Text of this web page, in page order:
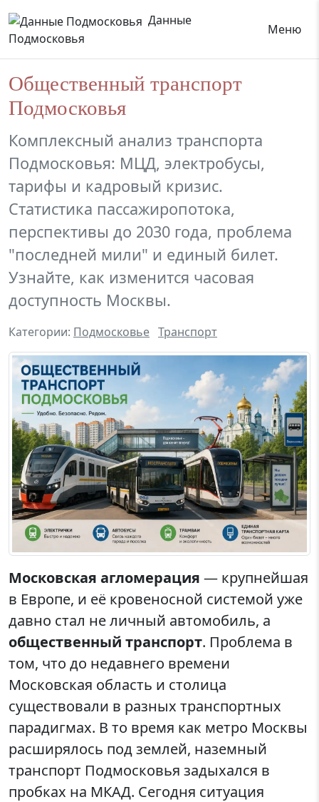
Данные
Подмосковья
Меню
Общественный транспорт
Подмосковья
Комплексный анализ транспорта
Подмосковья: МЦД, электробусы,
тарифы и кадровый кризис.
Статистика пассажиропотока,
перспективы до 2030 года, проблема
"последней мили" и единый билет.
Узнайте, как изменится часовая
доступность Москвы.
Категории: Подмосковье Транспорт
Московская агломерация — крупнейшая
в Европе, и её кровеносной системой уже
давно стал не личный автомобиль, а
общественный транспорт. Проблема в
том, что до недавнего времени
Московская область и столица
существовали в разных транспортных
парадигмах. В то время как метро Москвы
расширялось под землей, наземный
транспорт Подмосковья задыхался в
пробках на МКАД. Сегодня ситуация